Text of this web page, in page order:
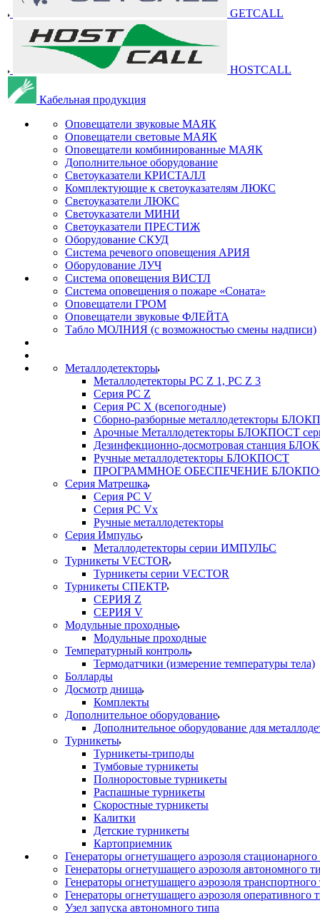
GETCALL
HOSTCALL
Кабельная продукция
Оповещатели звуковые МАЯК
Оповещатели световые МАЯК
Оповещатели комбинированные МАЯК
Дополнительное оборудование
Светоуказатели КРИСТАЛЛ
Комплектующие к светоуказателям ЛЮКС
Светоуказатели ЛЮКС
Светоуказатели МИНИ
Светоуказатели ПРЕСТИЖ
Оборудование СКУД
Система речевого оповещения АРИЯ
Оборудование ЛУЧ
Система оповещения ВИСТЛ
Система оповещения о пожаре «Соната»
Оповещатели ГРОМ
Оповещатели звуковые ФЛЕЙТА
Табло МОЛНИЯ (с возможностью смены надписи)
Металлодетекторы
Металлодетекторы РС Z 1, PC Z 3
Серия РС Z
Серия РС X (всепогодные)
Сборно-разборные металлодетекторы
Арочные Металлодетекторы БЛОКПОСТ
Дезинфекционно-досмотровая станция
Ручные металлодетекторы БЛОКПОСТ
ПРОГРАММНОЕ ОБЕСПЕЧЕНИЕ
Серия Матрешка
Серия PC V
Серия PC Vx
Ручные металлодетекторы
Серия Импульс
Металлодетекторы серии ИМПУЛЬС
Турникеты VECTOR
Турникеты серии VECTOR
Турникеты СПЕКТР
СЕРИЯ Z
СЕРИЯ V
Модульные проходные
Модульные проходные
Температурный контроль
Термодатчики (измерение температуры тела)
Болларды
Досмотр днища
Комплекты
Дополнительное оборудование
Дополнительное оборудование для
Турникеты
Турникеты-триподы
Тумбовые турникеты
Полноростовые турникеты
Распашные турникеты
Скоростные турникеты
Калитки
Детские турникеты
Картоприемник
Генераторы огнетушащего аэрозоля стационарного
Генераторы огнетушащего аэрозоля автономного
Генераторы огнетушащего аэрозоля транспортного
Генераторы огнетушащего аэрозоля оперативного
Узел запуска автономного типа